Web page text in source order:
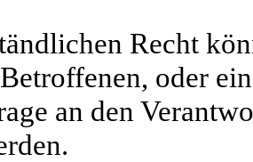
Recht
oder
an den